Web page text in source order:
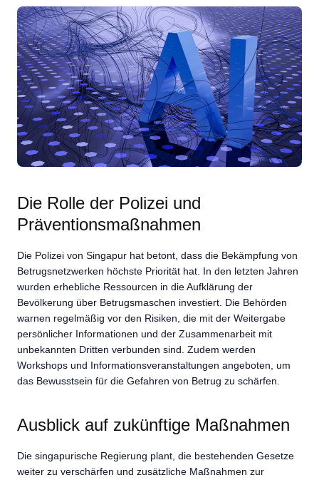
Die Rolle der Polizei und
Präventionsmaßnahmen
Die Polizei von Singapur hat betont, dass die Bekämpfung von
Betrugsnetzwerken höchste Priorität hat. In den letzten Jahren
wurden erhebliche Ressourcen in die Aufklärung der
Bevölkerung über Betrugsmaschen investiert. Die Behörden
warnen regelmäßig vor den Risiken, die mit der Weitergabe
persönlicher Informationen und der Zusammenarbeit mit
unbekannten Dritten verbunden sind. Zudem werden
Workshops und Informationsveranstaltungen angeboten, um
das Bewusstsein für die Gefahren von Betrug zu schärfen.
Ausblick auf zukünftige Maßnahmen
Die singapurische Regierung plant, die bestehenden Gesetze
weiter zu verschärfen und zusätzliche Maßnahmen zur